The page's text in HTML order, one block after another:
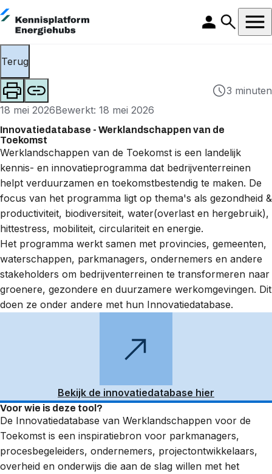
Terug
3 minuten
18 mei 2026Bewerkt: 18 mei 2026
Innovatiedatabase - Werklandschappen van de
Toekomst
Werklandschappen van de Toekomst is een landelijk
kennis- en innovatieprogramma dat bedrijventerreinen
helpt verduurzamen en toekomstbestendig te maken. De
focus van het programma ligt op thema's als gezondheid &
productiviteit, biodiversiteit, water(overlast en hergebruik),
hittestress, mobiliteit, circulariteit en energie.
Het programma werkt samen met provincies, gemeenten,
waterschappen, parkmanagers, ondernemers en andere
stakeholders om bedrijventerreinen te transformeren naar
groenere, gezondere en duurzamere werkomgevingen. Dit
doen ze onder andere met hun Innovatiedatabase.
Bekijk de innovatiedatabase hier
Voor wie is deze tool?
De Innovatiedatabase van Werklandschappen voor de
Toekomst is een inspiratiebron voor parkmanagers,
procesbegeleiders, ondernemers, projectontwikkelaars,
overheid en onderwijs die aan de slag willen met het